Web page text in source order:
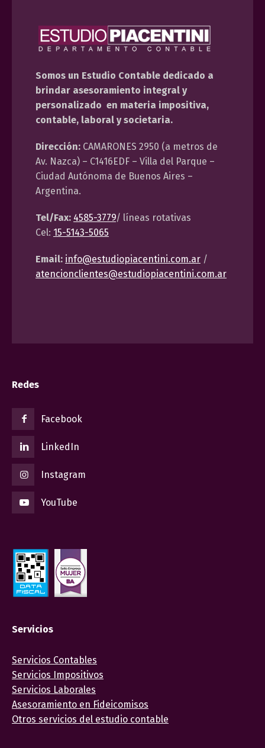
Somos un Estudio Contable dedicado a
brindar asesoramiento integral y
personalizado en materia impositiva,
contable, laboral y societaria.
Dirección: CAMARONES 2950 (a metros de
Av. Nazca) – C1416EDF – Villa del Parque –
Ciudad Autónoma de Buenos Aires –
Argentina.
Tel/Fax: 4585-3779/ líneas rotativas
Cel: 15-5143-5065
Email: info@estudiopiacentini.com.ar /
atencionclientes@estudiopiacentini.com.ar
Redes
Facebook
LinkedIn
Instagram
YouTube
Servicios
Servicios Contables
Servicios Impositivos
Servicios Laborales
Asesoramiento en Fideicomisos
Otros servicios del estudio contable